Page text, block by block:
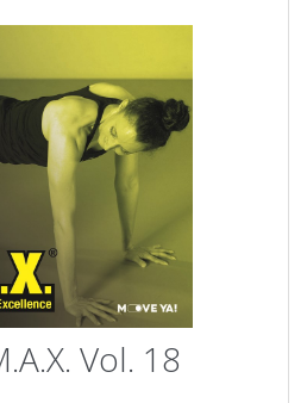
Vol. 18